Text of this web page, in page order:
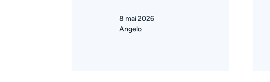
8 mai 2026
Angelo